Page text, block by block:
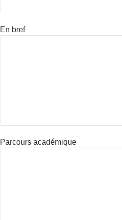
En bref
Parcours académique